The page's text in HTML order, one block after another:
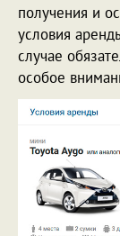
получения и
условия
случае
особое